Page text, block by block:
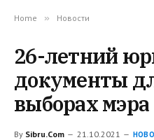
Home » Новости
26-летний
документы
выборах
By Sibru.Com 21.10.2021